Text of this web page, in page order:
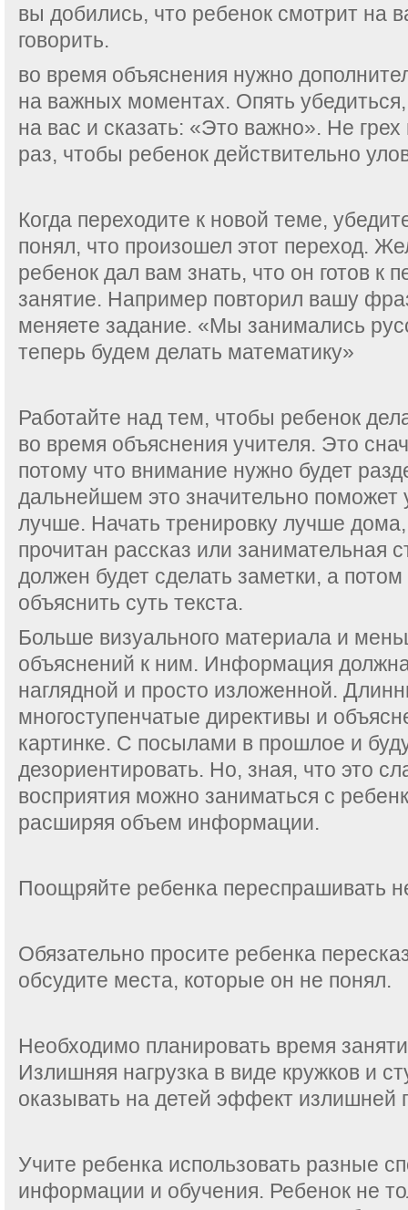
вы добились, что ребенок смотрит на
говорить.
во время объяснения нужно
на важных моментах. Опять
на вас и сказать: «Это важно». Не грех
раз, чтобы ребенок действительно
Когда переходите к новой теме,
понял, что произошел этот переход.
ребенок дал вам знать, что он готов к
занятие. Например повторил вашу
меняете задание. «Мы занимались
теперь будем делать математику»
Работайте над тем, чтобы ребенок
во время объяснения учителя. Это
потому что внимание нужно будет
дальнейшем это значительно поможет
лучше. Начать тренировку лучше дома,
прочитан рассказ или занимательная
должен будет сделать заметки, а
объяснить суть текста.
Больше визуального материала и
объяснений к ним. Информация
наглядной и просто изложенной.
многоступенчатые директивы и
картинке. С посылами в прошлое и
дезориентировать. Но, зная, что это
восприятия можно заниматься с
расширяя объем информации.
Поощряйте ребенка переспрашивать
Обязательно просите ребенка
обсудите места, которые он не понял.
Необходимо планировать время
Излишняя нагрузка в виде кружков и
оказывать на детей эффект излишней
Учите ребенка использовать разные
информации и обучения. Ребенок не